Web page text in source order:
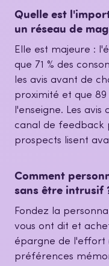
Quelle est
un réseau de
Elle est majeure :
que 71 % des
les avis avant de
proximité et que
l'enseigne. Les
canal de feedback
prospects lisent
Comment
sans être intrusif
Fondez la
vous ont dit et
épargne de l'effort
préférences